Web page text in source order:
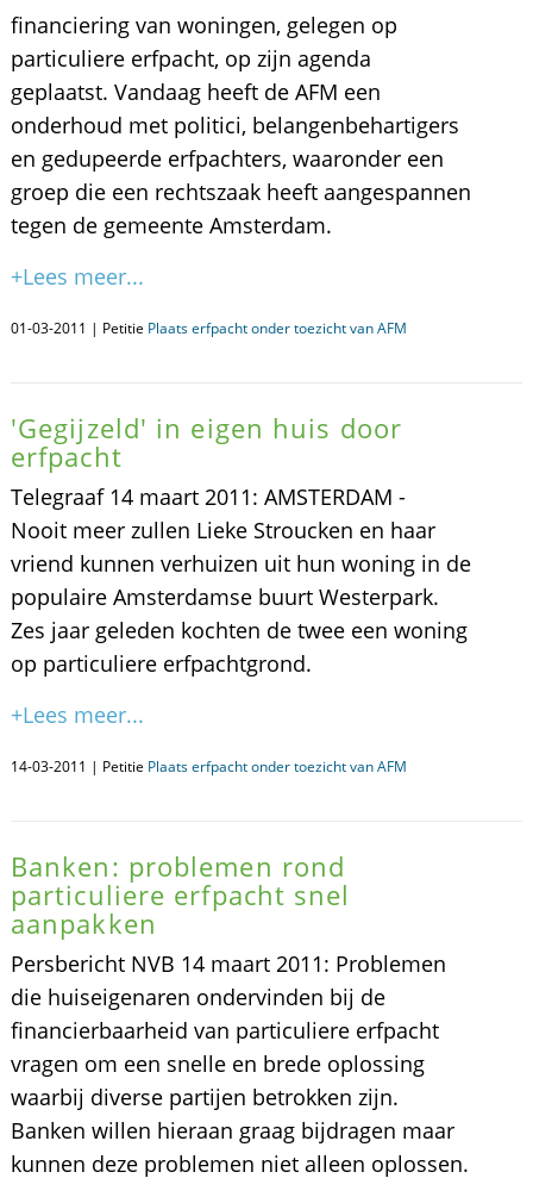
financiering van woningen, gelegen op
particuliere erfpacht, op zijn agenda
geplaatst. Vandaag heeft de AFM een
onderhoud met politici, belangenbehartigers
en gedupeerde erfpachters, waaronder een
groep die een rechtszaak heeft aangespannen
tegen de gemeente Amsterdam.
+Lees meer...
01-03-2011 | Petitie Plaats erfpacht onder toezicht van AFM
'Gegijzeld' in eigen huis door
erfpacht
Telegraaf 14 maart 2011: AMSTERDAM -
Nooit meer zullen Lieke Stroucken en haar
vriend kunnen verhuizen uit hun woning in de
populaire Amsterdamse buurt Westerpark.
Zes jaar geleden kochten de twee een woning
op particuliere erfpachtgrond.
+Lees meer...
14-03-2011 | Petitie Plaats erfpacht onder toezicht van AFM
Banken: problemen rond
particuliere erfpacht snel
aanpakken
Persbericht NVB 14 maart 2011: Problemen
die huiseigenaren ondervinden bij de
financierbaarheid van particuliere erfpacht
vragen om een snelle en brede oplossing
waarbij diverse partijen betrokken zijn.
Banken willen hieraan graag bijdragen maar
kunnen deze problemen niet alleen oplossen.